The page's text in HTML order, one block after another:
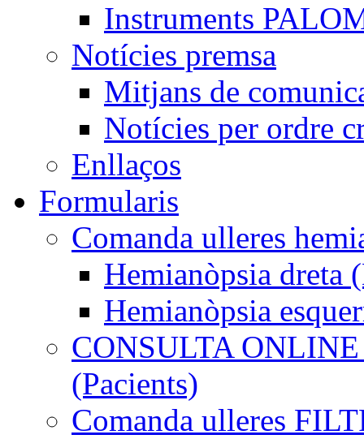
Instruments
Notícies premsa
Mitjans de
Notícies per ordre
Enllaços
Formularis
Comanda ulleres
Hemianòpsia dreta
Hemianòpsia
CONSULTA
(Pacients)
Comanda ulleres